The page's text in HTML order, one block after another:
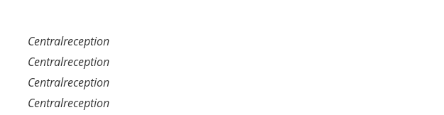
Centralreception
Centralreception
Centralreception
Centralreception